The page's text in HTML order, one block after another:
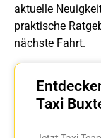
aktuelle
praktische
nächste Fahrt.
Taxi